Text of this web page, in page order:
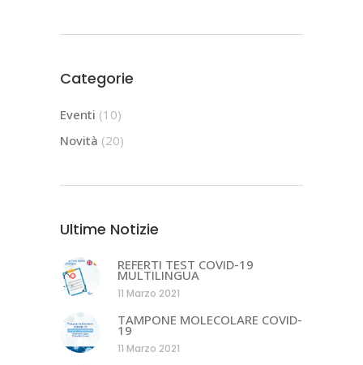
Categorie
Eventi (10)
Novità (20)
Ultime Notizie
REFERTI TEST COVID-19
MULTILINGUA
11 Marzo 2021
TAMPONE MOLECOLARE COVID-
19
11 Marzo 2021